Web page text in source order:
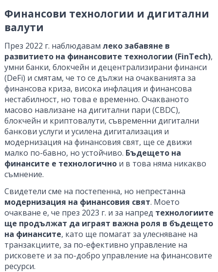
Финансови технологии и дигитални
валути
През 2022 г. наблюдавам леко забавяне в
развитието на финансовите технологии (FinTech),
умни банки, блокчейн и децентрализирани финанси
(DeFi) и смятам, че то се дължи на очакванията за
финансова криза, висока инфлация и финансова
нестабилност, но това е временно. Очакваното
масово навлизане на дигитални пари (CBDC),
блокчейн и криптовалути, съвременни дигитални
банкови услуги и усилена дигитализация и
модернизация на финансовия свят, ще се движи
малко по-бавно, но устойчиво. Бъдещето на
финансите е технологичнои в това няма никакво
съмнение.
Свидетели сме на постепенна, но непрестанна
модернизация на финансовия свят. Моето
очакване е, че през 2023 г. и за напред технологиите
ще продължат да играят важна роля в бъдещето
на финансите, като ще помагат за улесняване на
транзакциите, за по-ефективно управление на
рисковете и за по-добро управление на финансовите
ресурси.